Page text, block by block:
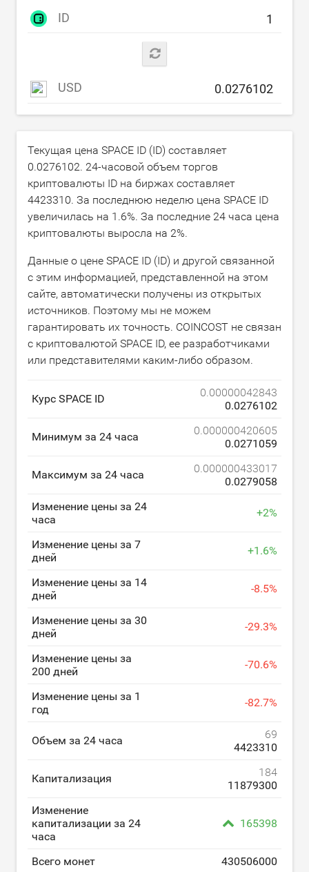
ID
USD
Текущая цена SPACE ID (ID) составляет
0.0276102. 24-часовой объем торгов
криптовалюты ID на биржах составляет
4423310. За последнюю неделю цена SPACE ID
увеличилась на 1.6%. За последние 24 часа цена
криптовалюты выросла на 2%.
Данные о цене SPACE ID (ID) и другой связанной
с этим информацией, представленной на этом
сайте, автоматически получены из открытых
источников. Поэтому мы не можем
гарантировать их точность. COINCOST не связан
с криптовалютой SPACE ID, ее разработчиками
или представителями каким-либо образом.
Курс SPACE ID
0.00000042843
0.0276102
Минимум за 24 часа
0.000000420605
0.0271059
Максимум за 24 часа
0.000000433017
0.0279058
Изменение цены за 24
часа
+2%
Изменение цены за 7
дней
+1.6%
Изменение цены за 14
дней
-8.5%
Изменение цены за 30
дней
-29.3%
Изменение цены за
200 дней
-70.6%
Изменение цены за 1
год
-82.7%
Объем за 24 часа
69
4423310
Капитализация
184
11879300
Изменение
капитализации за 24
часа
165398
Всего монет 430506000